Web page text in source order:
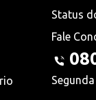
Status
Fale